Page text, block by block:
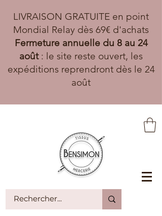
LIVRAISON GRATUITE en point
Mondial Relay dès 69€ d'achats
Fermeture annuelle du 8 au 24
août: le site reste ouvert, les
expéditions reprendront dès le 24
août